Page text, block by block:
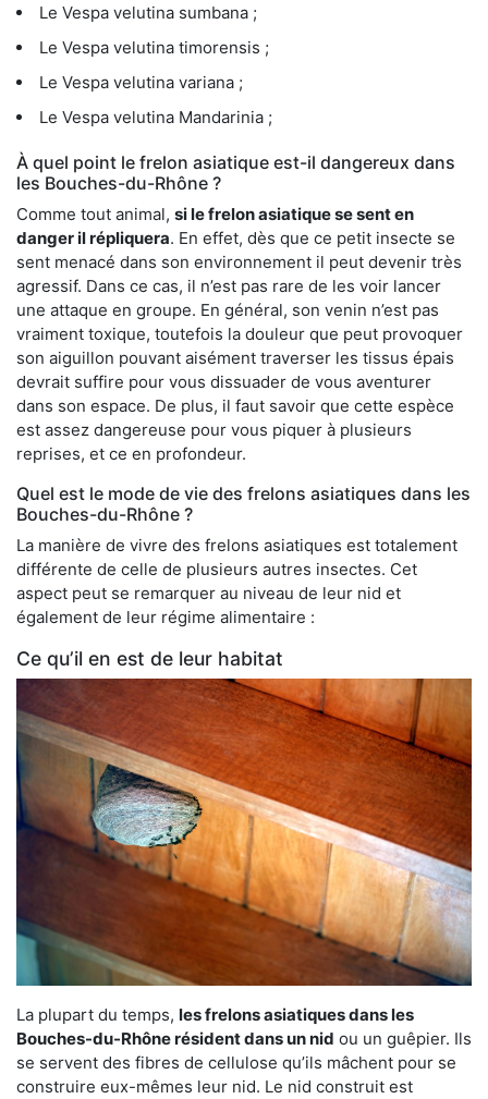
Le Vespa velutina sumbana ;
Le Vespa velutina timorensis ;
Le Vespa velutina variana ;
Le Vespa velutina Mandarinia ;
À quel point le frelon asiatique est-il dangereux dans
les Bouches-du-Rhône ?
Comme tout animal, si le frelon asiatique se sent en
danger il répliquera. En effet, dès que ce petit insecte se
sent menacé dans son environnement il peut devenir très
agressif. Dans ce cas, il n’est pas rare de les voir lancer
une attaque en groupe. En général, son venin n’est pas
vraiment toxique, toutefois la douleur que peut provoquer
son aiguillon pouvant aisément traverser les tissus épais
devrait suffire pour vous dissuader de vous aventurer
dans son espace. De plus, il faut savoir que cette espèce
est assez dangereuse pour vous piquer à plusieurs
reprises, et ce en profondeur.
Quel est le mode de vie des frelons asiatiques dans les
Bouches-du-Rhône ?
La manière de vivre des frelons asiatiques est totalement
différente de celle de plusieurs autres insectes. Cet
aspect peut se remarquer au niveau de leur nid et
également de leur régime alimentaire :
Ce qu’il en est de leur habitat
La plupart du temps, les frelons asiatiques dans les
Bouches-du-Rhône résident dans un nid ou un guêpier. Ils
se servent des fibres de cellulose qu’ils mâchent pour se
construire eux-mêmes leur nid. Le nid construit est